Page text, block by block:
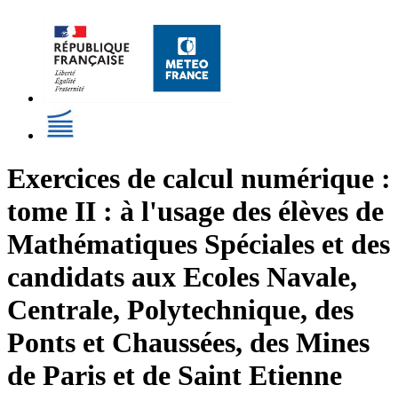
Exercices de calcul numérique :
tome II : à l'usage des élèves de
Mathématiques Spéciales et des
candidats aux Ecoles Navale,
Centrale, Polytechnique, des
Ponts et Chaussées, des Mines
de Paris et de Saint Etienne